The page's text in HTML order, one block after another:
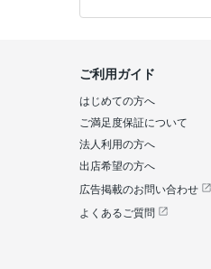
ご利用ガイド
はじめての方へ
ご満足度保証について
法人利用の方へ
出店希望の方へ
広告掲載のお問い合わせ
よくあるご質問